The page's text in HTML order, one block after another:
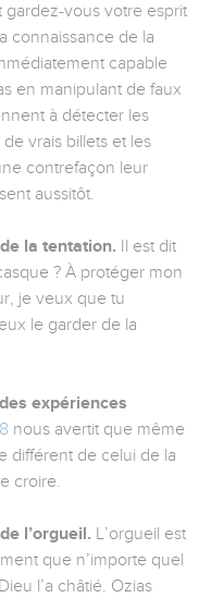
vous votre esprit
connaissance de la
capable
en manipulant de faux
à détecter les
vrais billets et les
contrefaçon leur
aussitôt.
la tentation. Il est dit
? À protéger mon
je veux que tu
le garder de la
expériences
nous avertit que même
différent de celui de la
croire.
l’orgueil. L’orgueil est
que n’importe quel
l’a châtié. Ozias